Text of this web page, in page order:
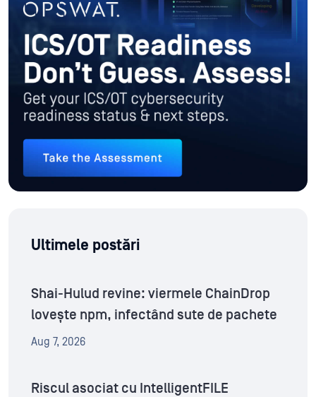
Ultimele postări
Shai-Hulud revine: viermele ChainDrop
lovește npm, infectând sute de pachete
Aug 7, 2026
Riscul asociat cu IntelligentFILE